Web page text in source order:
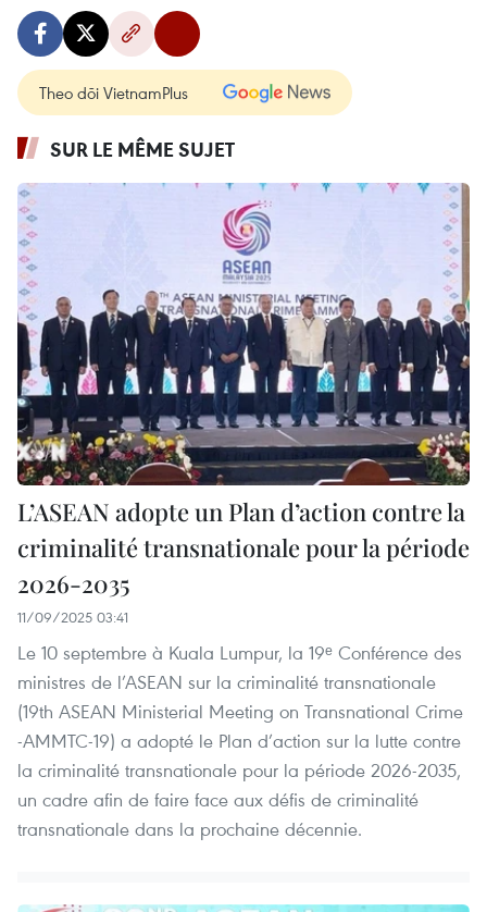
Theo dõi VietnamPlus
SUR LE MÊME SUJET
L’ASEAN adopte un Plan d’action contre la
criminalité transnationale pour la période
2026-2035
11/09/2025 03:41
Le 10 septembre à Kuala Lumpur, la 19ᵉ Conférence des
ministres de l’ASEAN sur la criminalité transnationale
(19th ASEAN Ministerial Meeting on Transnational Crime
-AMMTC-19) a adopté le Plan d’action sur la lutte contre
la criminalité transnationale pour la période 2026-2035,
un cadre afin de faire face aux défis de criminalité
transnationale dans la prochaine décennie.